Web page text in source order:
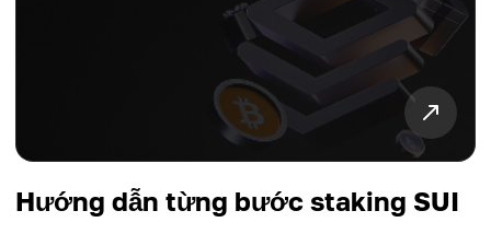
Hướng dẫn từng bước staking SUI